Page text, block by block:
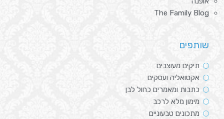
The Family Blog
שותפים
תיקים מעוצבים
אקטואליה ועסקים
כתבות ומאמרים כחול לבן
מימון מלא לרכב
מתכונים טבעוניים